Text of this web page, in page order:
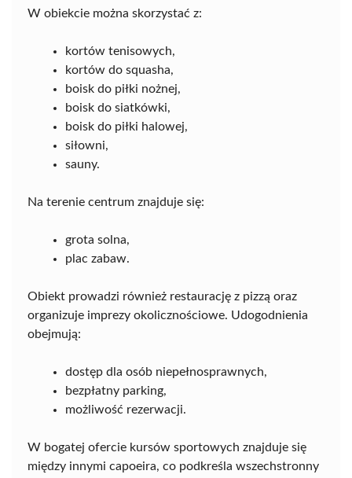
W obiekcie można skorzystać z:
kortów tenisowych,
kortów do squasha,
boisk do piłki nożnej,
boisk do siatkówki,
boisk do piłki halowej,
siłowni,
sauny.
Na terenie centrum znajduje się:
grota solna,
plac zabaw.
Obiekt prowadzi również restaurację z pizzą oraz
organizuje imprezy okolicznościowe. Udogodnienia
obejmują:
dostęp dla osób niepełnosprawnych,
bezpłatny parking,
możliwość rezerwacji.
W bogatej ofercie kursów sportowych znajduje się
między innymi capoeira, co podkreśla wszechstronny